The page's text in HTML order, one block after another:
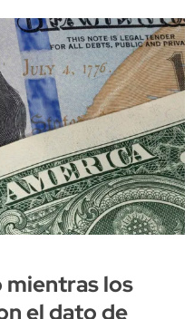
mientras los
el dato de